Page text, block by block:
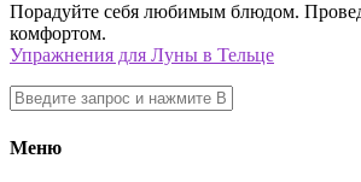
Порадуйте себя любимым блюдом.
комфортом.
Упражнения для Луны в Тельце
Меню